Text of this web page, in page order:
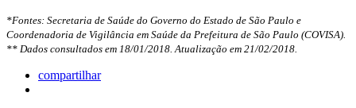
*Fontes: Secretaria de Saúde do Governo do Estado de São Paulo e
Coordenadoria de Vigilância em Saúde da Prefeitura de São Paulo (COVISA).
** Dados consultados em 18/01/2018. Atualização em 21/02/2018.
compartilhar